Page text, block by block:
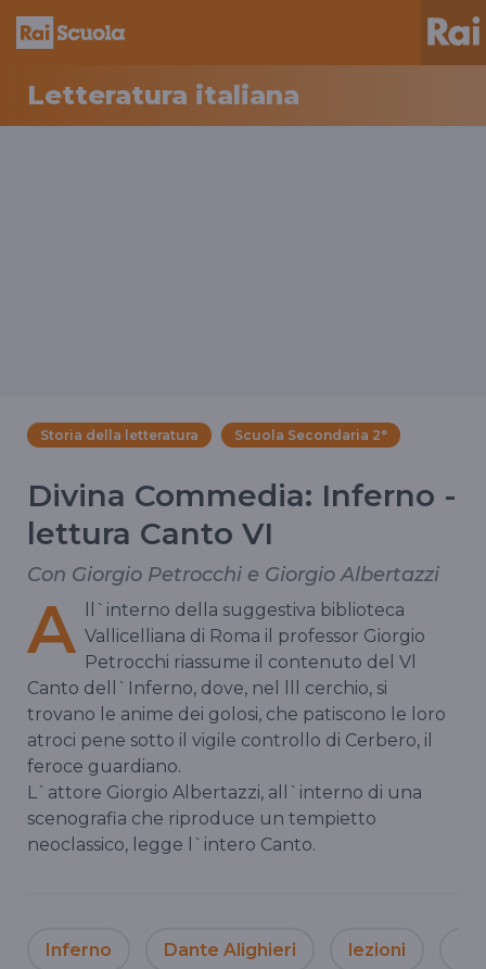
Letteratura italiana
Storia della letteratura Scuola Secondaria 2°
Divina Commedia: Inferno -
lettura Canto VI
Con Giorgio Petrocchi e Giorgio Albertazzi
A
ll`interno della suggestiva biblioteca
Vallicelliana di Roma il professor Giorgio
Petrocchi riassume il contenuto del Vl
Canto dell`Inferno, dove, nel lll cerchio, si
trovano le anime dei golosi, che patiscono le loro
atroci pene sotto il vigile controllo di Cerbero, il
feroce guardiano.
L`attore Giorgio Albertazzi, all`interno di una
scenografia che riproduce un tempietto
neoclassico, legge l`intero Canto.
Inferno Dante Alighieri lezioni